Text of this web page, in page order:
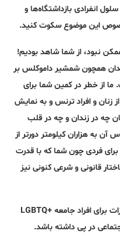
انفرادی بازداشتگاه‌ها و
خصوص این موضوع سکوت کنید.
نبود، از شما شاهد بودیم!
همچون شمشیر داموکلس بر
از خطر در کمین شما برای
زنان و افراد ترنس و به نمایش
چه در زندان و چه در قلب
آن به هزاران کیلومتر دورتر از
فردی چون شما که با قدرت
قانونی و شرعی کنونی نیز
ما می‌دانیم مخالفت با حکم اعدام و مجازات برای افراد جامعه +LGBTQ
در پی داشته باشد.